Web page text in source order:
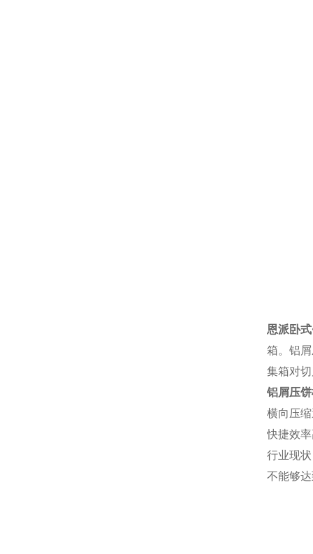
恩派卧
箱。铝
集箱对
铝屑压
横向压
快捷效
行业现
不能够